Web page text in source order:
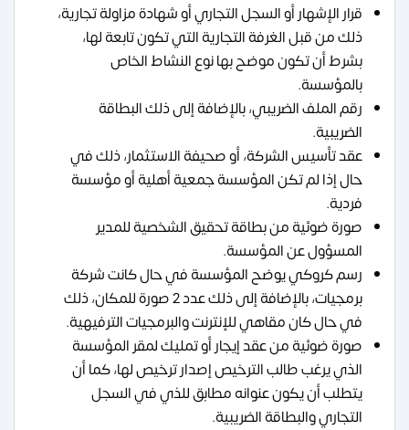
قرار الإشهار أو السجل التجاري أو شهادة مزاولة تجارية،
ذلك من قبل الغرفة التجارية التي تكون تابعة لها،
بشرط أن تكون موضح بها نوع النشاط الخاص
بالمؤسسة.
رقم الملف الضريبي، بالإضافة إلى ذلك البطاقة
الضريبية.
عقد تأسيس الشركة، أو صحيفة الاستثمار، ذلك في
حال إذا لم تكن المؤسسة جمعية أهلية أو مؤسسة
فردية.
صورة ضوئية من بطاقة تحقيق الشخصية للمدير
المسؤول عن المؤسسة.
رسم كروكي يوضح المؤسسة في حال كانت شركة
برمجيات، بالإضافة إلى ذلك عدد 2 صورة للمكان، ذلك
في حال كان مقاهي للإنترنت والبرمجيات الترفيهية.
صورة ضوئية من عقد إيجار أو تمليك لمقر المؤسسة
الذي يرغب طالب الترخيص إصدار ترخيص لها، كما أن
يتطلب أن يكون عنوانه مطابق للذي في السجل
التجاري والبطاقة الضريبية.